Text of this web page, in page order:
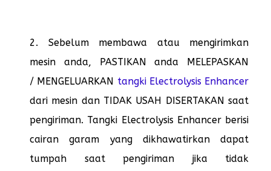
2. Sebelum membawa atau mengirimkan
mesin anda, PASTIKAN anda MELEPASKAN
/ MENGELUARKAN tangki Electrolysis Enhancer
dari mesin dan TIDAK USAH DISERTAKAN saat
pengiriman. Tangki Electrolysis Enhancer berisi
cairan garam yang dikhawatirkan dapat
tumpah saat pengiriman jika tidak